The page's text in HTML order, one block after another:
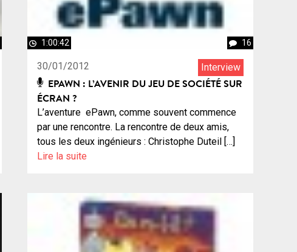
1:00:42 16
30/01/2012 Interview
EPAWN : L’AVENIR DU JEU DE SOCIÉTÉ SUR
ÉCRAN ?
L’aventure ePawn, comme souvent commence
par une rencontre. La rencontre de deux amis,
tous les deux ingénieurs : Christophe Duteil […]
Lire la suite